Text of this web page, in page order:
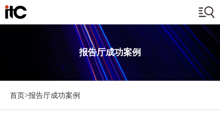
报告厅成功案例
首页>报告厅成功案例